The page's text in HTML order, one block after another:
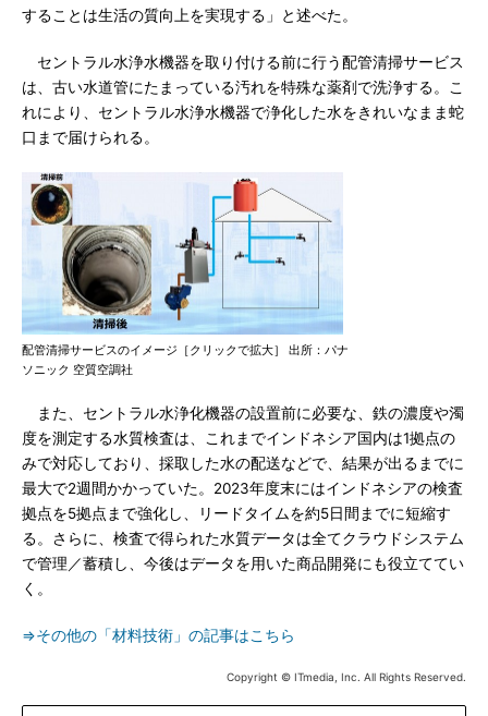
することは生活の質向上を実現する」と述べた。
セントラル水浄水機器を取り付ける前に行う配管清掃サービス
は、古い水道管にたまっている汚れを特殊な薬剤で洗浄する。こ
れにより、セントラル水浄水機器で浄化した水をきれいなまま蛇
口まで届けられる。
配管清掃サービスのイメージ［クリックで拡大］ 出所：パナ
ソニック 空質空調社
また、セントラル水浄化機器の設置前に必要な、鉄の濃度や濁
度を測定する水質検査は、これまでインドネシア国内は1拠点の
みで対応しており、採取した水の配送などで、結果が出るまでに
最大で2週間かかっていた。2023年度末にはインドネシアの検査
拠点を5拠点まで強化し、リードタイムを約5日間までに短縮す
る。さらに、検査で得られた水質データは全てクラウドシステム
で管理／蓄積し、今後はデータを用いた商品開発にも役立ててい
く。
⇒その他の「材料技術」の記事はこちら
Copyright © ITmedia, Inc. All Rights Reserved.